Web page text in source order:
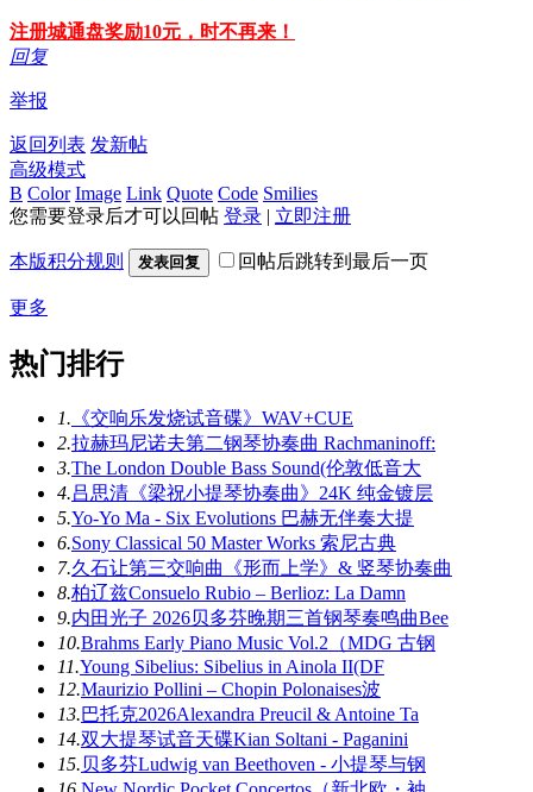
注册城通盘奖励10元，时不再来！
回复
举报
返回列表 发新帖
高级模式
B Color Image Link Quote Code Smilies
您需要登录后才可以回帖 登录 | 立即注册
本版积分规则 发表回复 回帖后跳转到最后一页
更多
热门排行
1. 《交响乐发烧试音碟》WAV+CUE
2.拉赫玛尼诺夫第二钢琴协奏曲 Rachmaninoff:
3.The London Double Bass Sound(伦敦低音大
4.吕思清《梁祝小提琴协奏曲》24K 纯金镀层
5.Yo-Yo Ma - Six Evolutions 巴赫无伴奏大提
6.Sony Classical 50 Master Works 索尼古典
7.久石让第三交响曲《形而上学》& 竖琴协奏曲
8.柏辽兹Consuelo Rubio – Berlioz: La Damn
9.内田光子 2026贝多芬晚期三首钢琴奏鸣曲Bee
10.Brahms Early Piano Music Vol.2（MDG 古钢
11.Young Sibelius: Sibelius in Ainola II(DF
12.Maurizio Pollini – Chopin Polonaises波
13.巴托克2026Alexandra Preucil & Antoine Ta
14.双大提琴试音天碟Kian Soltani - Paganini
15.贝多芬Ludwig van Beethoven - 小提琴与钢